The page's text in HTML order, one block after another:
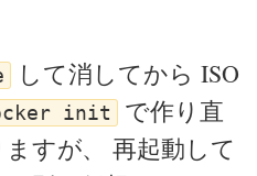
して消してから ISO
init
で作り直
すが、 再起動して